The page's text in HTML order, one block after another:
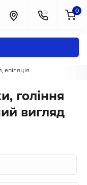
0
епіляція
гоління
вигляд